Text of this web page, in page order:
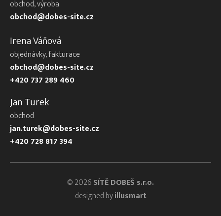
obchod, výroba
obchod@dobes-site.cz
Irena Váňová
objednávky, fakturace
obchod@dobes-site.cz
+420 737 289 460
Jan Turek
obchod
jan.turek@dobes-site.cz
+420 728 817 394
© 2026SÍTĚ DOBEŠ s.r.o.
designed byillusmart